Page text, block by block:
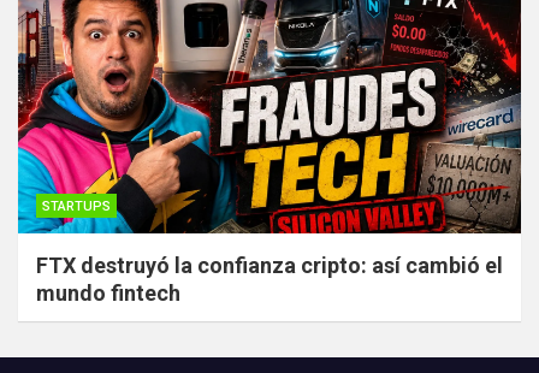
STARTUPS
FTX destruyó la confianza cripto: así cambió el
mundo fintech